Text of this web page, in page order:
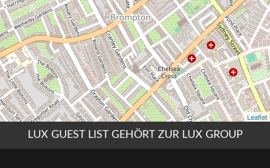
LUX GUEST LIST GEHÖRT ZUR LUX GROUP